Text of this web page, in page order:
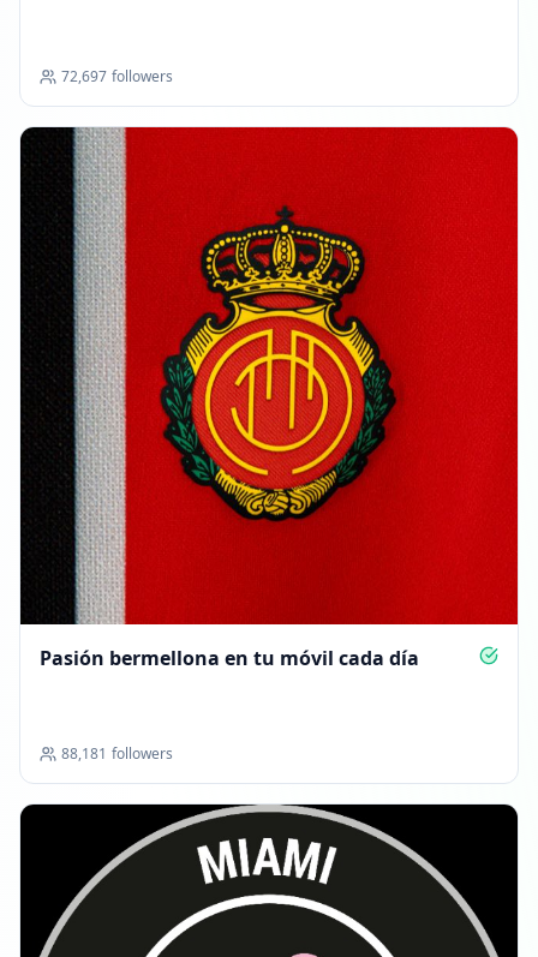
72,697 followers
Pasión bermellona en tu móvil cada día
88,181 followers